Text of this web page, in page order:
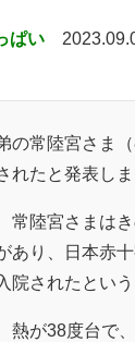
ぱい
の常陸宮さま
れたと発表しま
常陸宮さまは
あり、日本赤
院されたという
熱が38度台で、